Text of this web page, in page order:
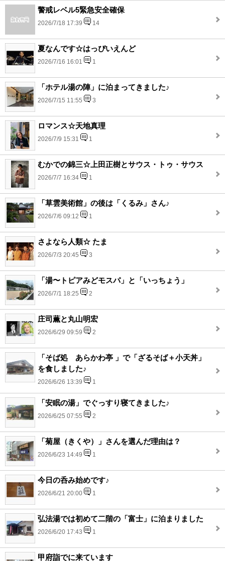
警戒レベル5緊急安全確保
2026/7/18 17:39 14
夏なんです☆はっぴいえんど
2026/7/16 16:01 1
「ホテル湯の陣」に泊まってきました♪
2026/7/15 11:55 3
ロマンス☆天地真理
2026/7/9 15:31 1
むかでの錦三☆上田正樹とサウス・トゥ・サウス
2026/7/7 16:34 1
「草雲美術館」の後は「くるみ」さん♪
2026/7/6 09:12 1
さよなら人類☆ たま
2026/7/3 20:45 3
「湯〜トピアみどモスパ」と「いっちょう」
2026/7/1 18:25 2
庄司薫と丸山明宏
2026/6/29 09:59 2
「そば処 あらかわ亭 」で「ざるそば＋小天丼」
を食しました♪
2026/6/26 13:39 1
「安眠の湯」でぐっすり寝てきました♪
2026/6/25 07:55 2
「菊屋（きくや）」さんを選んだ理由は？
2026/6/23 14:49 1
今日の呑み始めです♪
2026/6/21 20:00 1
弘法湯では初めて二階の「富士」に泊まりました
2026/6/20 17:43 1
甲府詣でに来ています